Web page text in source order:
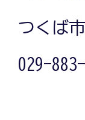
つくば
029-